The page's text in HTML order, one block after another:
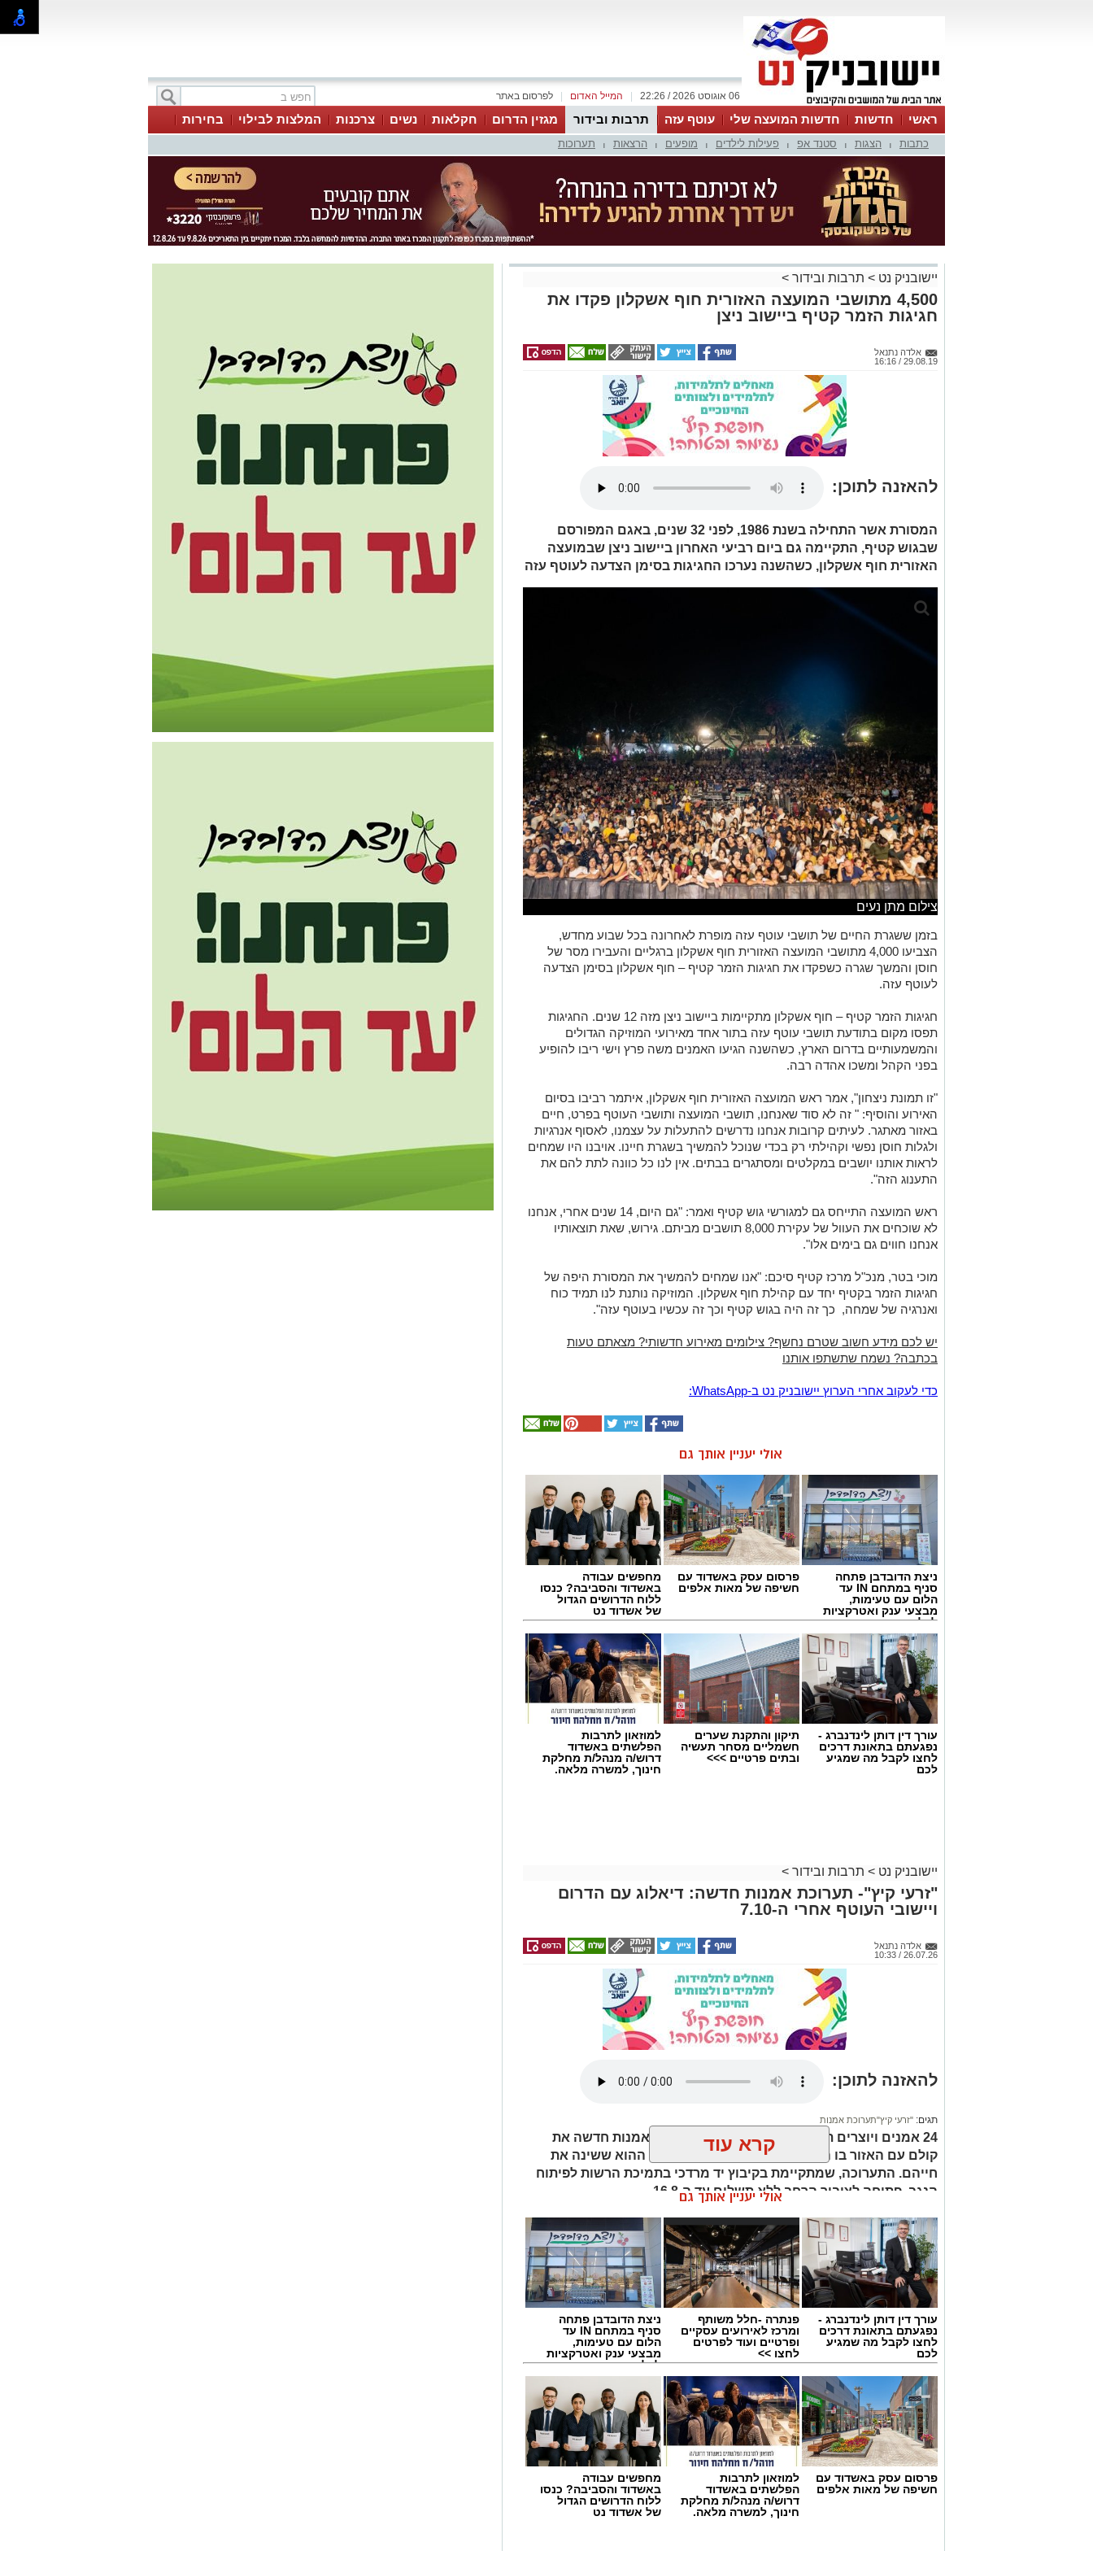
לפרסום באתר המייל האדום 06 אוגוסט 2026 / 22:26
ראשי חדשות חדשות המועצה שלי עוטף עזה תרבות ובידור מגזין הדרום חקלאות נשים צרכנות המלצות לבילוי
בחירות
אינדקס עסקים
לוח טיפים והמלצות כתבות הצגות סטנד אפ פעילות לילדים מופעים הרצאות תערוכות
יישובניק נט > תרבות ובידור >
4,500 מתושבי המועצה האזורית חוף אשקלון פקדו את
חגיגות הזמר קטיף ביישוב ניצן
אלדה נתנאל
29.08.19 / 16:16
להאזנה לתוכן:
המסורת אשר התחילה בשנת 1986, לפני 32 שנים, באגם המפורסם
שבגוש קטיף, התקיימה גם ביום רביעי האחרון ביישוב ניצן שבמועצה
האזורית חוף אשקלון, כשהשנה נערכו החגיגות בסימן הצדעה לעוטף עזה
צילום מתן נעים
בזמן ששגרת החיים של תושבי עוטף עזה מופרת לאחרונה בכל שבוע מחדש,
הצביעו 4,000 מתושבי המועצה האזורית חוף אשקלון ברגליים והעבירו מסר של
חוסן והמשך שגרה כשפקדו את חגיגות הזמר קטיף – חוף אשקלון בסימן הצדעה
לעוטף עזה.
חגיגות הזמר קטיף – חוף אשקלון מתקיימות ביישוב ניצן מזה 12 שנים. החגיגות
תפסו מקום בתודעת תושבי עוטף עזה בתור אחד מאירועי המוזיקה הגדולים
והמשמעותיים בדרום הארץ, כשהשנה הגיעו האמנים משה פרץ וישי ריבו להופיע
בפני הקהל ומשכו אהדה רבה.
"זו תמונת ניצחון", אמר ראש המועצה האזורית חוף אשקלון, איתמר רביבו בסיום
האירוע והוסיף: " זה לא סוד שאנחנו, תושבי המועצה ותושבי העוטף בפרט, חיים
באזור מאתגר. לעיתים קרובות אנחנו נדרשים להתעלות על עצמנו, לאסוף אנרגיות
ולגלות חוסן נפשי וקהילתי רק בכדי שנוכל להמשיך בשגרת חיינו. אויבנו היו שמחים
לראות אותנו יושבים במקלטים ומסתגרים בבתים. אין לנו כל כוונה לתת להם את
התענוג הזה".
ראש המועצה התייחס גם למגורשי גוש קטיף ואמר: "גם היום, 14 שנים אחרי, אנחנו
לא שוכחים את העוול של עקירת 8,000 תושבים מביתם. גירוש, שאת תוצאותיו
אנחנו חווים גם בימים אלו".
מוכי בטר, מנכ"ל מרכז קטיף סיכם: "אנו שמחים להמשיך את המסורת היפה של
חגיגות הזמר בקטיף יחד עם קהילת חוף אשקלון. המוזיקה נותנת לנו תמיד כוח
ואנרגיה של שמחה, כך זה היה בגוש קטיף וכך זה עכשיו בעוטף עזה".
יש לכם מידע חשוב שטרם נחשף? צילומים מאירוע חדשותי? מצאתם טעות
בכתבה? נשמח שתשתפו אותנו
‏כדי לעקוב אחרי הערוץ יישובניק נט ב-WhatsApp:‏‏‏
אולי יעניין אותך גם
ניצת הדובדבן פתחה
סניף במתחם IN עד
הלום עם טעימות,
מבצעי ענק ואטרקציות
לכל המשפחה
פרסום עסק באשדוד עם
חשיפה של מאות אלפים
מחפשים עבודה
באשדוד והסביבה? כנסו
ללוח הדרושים הגדול
של אשדוד נט
עורך דין דותן לינדנברג -
נפגעתם בתאונת דרכים
לחצו לקבל מה שמגיע
לכם
תיקון והתקנת שערים
חשמליים מסחר תעשיה
ובתים פרטיים >>>
למוזאון לתרבות
הפלשתים באשדוד
דרוש/ה מנהל/ת מחלקת
חינוך, למשרה מלאה.
יישובניק נט > תרבות ובידור >
"זרעי קיץ"- תערוכת אמנות חדשה: דיאלוג עם הדרום
ויישובי העוטף אחרי ה-7.10
אלדה נתנאל
26.07.26 / 10:33
להאזנה לתוכן:
תגים: "זרעי קיץ"תערוכת אמנות
24 אמנים ויוצרים תושבי הדרום מביאים בתערוכת אמנות חדשה את
קולם עם האזור בו הם פועלים, ומתכתבים עם היום ההוא ששינה את
חייהם. התערוכה, שמתקיימת בקיבוץ יד מרדכי בתמיכת הרשות לפיתוח
הנגב, פתוחה לציבור הרחב ללא תשלום עד ה-16.8.
מאז ה-7.10 חייהם של תושבי הדרום ויישובי עוטף עזה השתנו במרחבים שונים של
חייהם. תערוכה חדשה שנפתחה בקיבוץ יד מרדכי בתמיכת הרשות לפיתוח הנגב
מביאה את קולם של האמנים תושבי האזור בדיאלוג עם הדרום ועוטף עזה בימים
שאחרי 7.10.
קרא עוד
אולי יעניין אותך גם
עורך דין דותן לינדנברג -
נפגעתם בתאונת דרכים
לחצו לקבל מה שמגיע
לכם
פנתרה -חלל משותף
ומרכז לאירועים עסקיים
ופרטיים ועוד לפרטים
לחצו >>
ניצת הדובדבן פתחה
סניף במתחם IN עד
הלום עם טעימות,
מבצעי ענק ואטרקציות
לכל המשפחה
פרסום עסק באשדוד עם
חשיפה של מאות אלפים
למוזאון לתרבות
הפלשתים באשדוד
דרוש/ה מנהל/ת מחלקת
חינוך, למשרה מלאה.
מחפשים עבודה
באשדוד והסביבה? כנסו
ללוח הדרושים הגדול
של אשדוד נט